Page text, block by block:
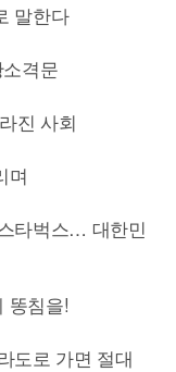
말한다
격문
진 사회
며
타벅스… 대한민
똥침을!
도로 가면 절대